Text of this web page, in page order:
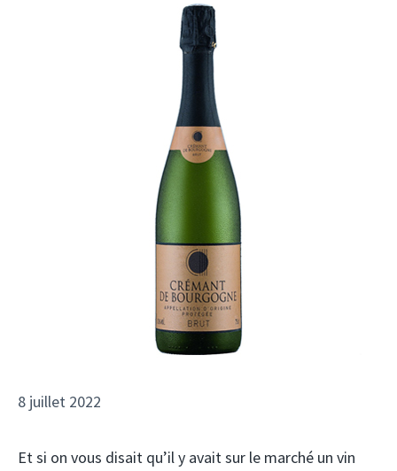
8 juillet 2022
Et si on vous disait qu’il y avait sur le marché un vin